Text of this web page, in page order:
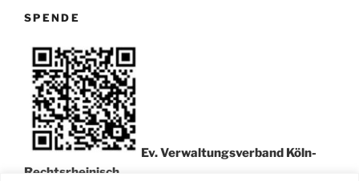
SPENDE
Ev. Verwaltungsverband Köln-
Rechtsrheinisch